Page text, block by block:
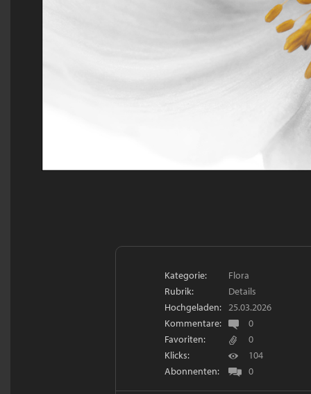
Kategorie:
Flora
Rubrik:
Details
Hochgeladen: 25.03.2026
Kommentare:
0
Favoriten:
0
Klicks:
104
Abonnenten:
0